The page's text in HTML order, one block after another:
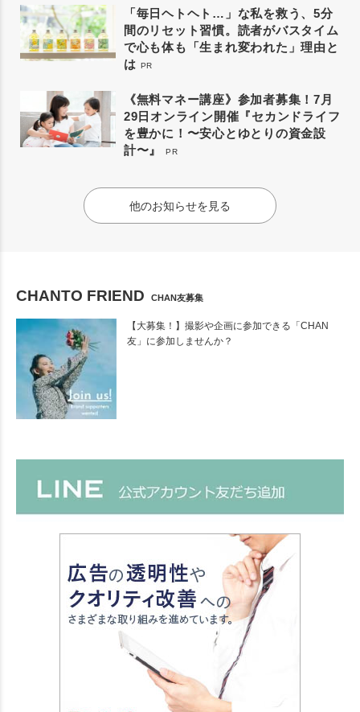
「毎日ヘトヘト…」な私を救う、5分
間のリセット習慣。読者がバスタイム
で心も体も「生まれ変われた」理由と
は PR
《無料マネー講座》参加者募集！7月
29日オンライン開催『セカンドライフ
を豊かに！〜安心とゆとりの資金設
計〜』
PR
他のお知らせを見る
CHANTO FRIEND CHAN友募集
【大募集！】撮影や企画に参加できる「CHAN
友」に参加しませんか？